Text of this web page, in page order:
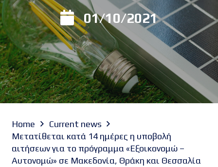
01/10/2021
Home
Current news
Μετατίθεται κατά 14 ημέρες η υποβολή
αιτήσεων για το πρόγραμμα «Εξοικονομώ –
Αυτονομώ» σε Μακεδονία, Θράκη και Θεσσαλία